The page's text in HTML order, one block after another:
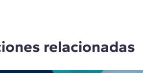
relacionadas